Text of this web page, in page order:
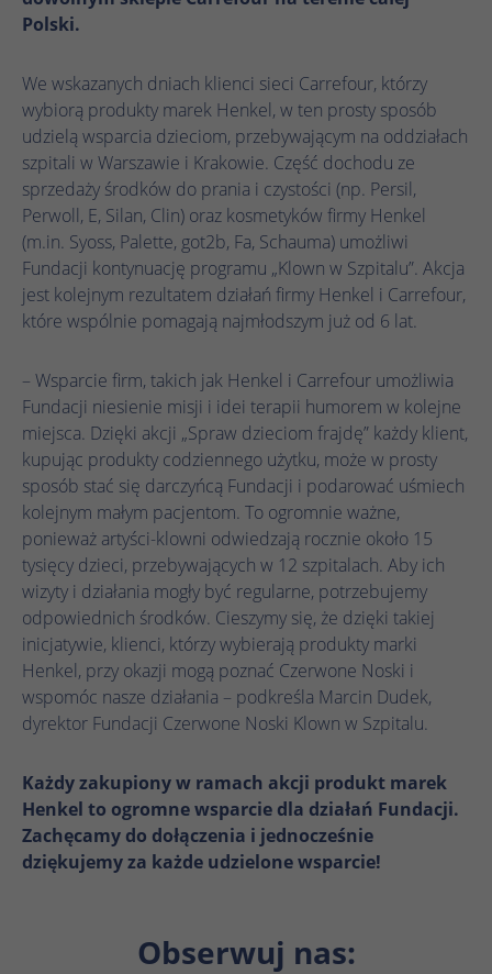
Polski.
We wskazanych dniach klienci sieci Carrefour, którzy
wybiorą produkty marek Henkel, w ten prosty sposób
udzielą wsparcia dzieciom, przebywającym na oddziałach
szpitali w Warszawie i Krakowie. Część dochodu ze
sprzedaży środków do prania i czystości (np. Persil,
Perwoll, E, Silan, Clin) oraz kosmetyków firmy Henkel
(m.in. Syoss, Palette, got2b, Fa, Schauma) umożliwi
Fundacji kontynuację programu „Klown w Szpitalu”. Akcja
jest kolejnym rezultatem działań firmy Henkel i Carrefour,
które wspólnie pomagają najmłodszym już od 6 lat.
– Wsparcie firm, takich jak Henkel i Carrefour umożliwia
Fundacji niesienie misji i idei terapii humorem w kolejne
miejsca. Dzięki akcji „Spraw dzieciom frajdę” każdy klient,
kupując produkty codziennego użytku, może w prosty
sposób stać się darczyńcą Fundacji i podarować uśmiech
kolejnym małym pacjentom. To ogromnie ważne,
ponieważ artyści-klowni odwiedzają rocznie około 15
tysięcy dzieci, przebywających w 12 szpitalach. Aby ich
wizyty i działania mogły być regularne, potrzebujemy
odpowiednich środków. Cieszymy się, że dzięki takiej
inicjatywie, klienci, którzy wybierają produkty marki
Henkel, przy okazji mogą poznać Czerwone Noski i
wspomóc nasze działania – podkreśla Marcin Dudek,
dyrektor Fundacji Czerwone Noski Klown w Szpitalu.
Każdy zakupiony w ramach akcji produkt marek
Henkel to ogromne wsparcie dla działań Fundacji.
Zachęcamy do dołączenia i jednocześnie
dziękujemy za każde udzielone wsparcie!
Obserwuj nas:
Ta wartość zapisuje Twoje ustawienia
historycznego przechowywania
wprowadzonych ustawień, jeśli operator
strony internetowej tak to skonfigurował.
Nazwa _ga_.*
Dostawca Google Analytics
Czas
trwania
1 rok 1 miesiąc 4 dni
Zamiar
Google Analytics ustawia ten plik cookie do
przechowywania i liczenia odsłon strony.
Nazwa _clck
Dostawca Microsoft Clarity
Czas
trwania
1 rok
Zamiar
Microsoft Clarity ustawia ten plik cookie,
aby zachować identyfikator użytkownika
Clarity przeglądarki i ustawienia wyłącznie
dla tej witryny. Gwarantuje to, że działania
podejmowane podczas kolejnych wizyt na
tej samej stronie zostaną powiązane z tym
samym identyfikatorem użytkownika.
Nazwa _clsk
Czas
trwania
1 dzień
Microsoft Clarity ustawia ten plik cookie w
nagranie sesji.
Nazwa
Dostawca Google Ads
Czas
trwania
3 miesiące
Zamiar
Google Tag Manager ustawia ten plik
cookie w celu eksperymentowania z
efektywnością reklam witryn internetowych
korzystających z ich usług.
Dostawca Google DoubleClick
Czas
trwania
13 miesięcy
Zamiar
Targetowanie/remarketing, pomiar
skuteczności reklam